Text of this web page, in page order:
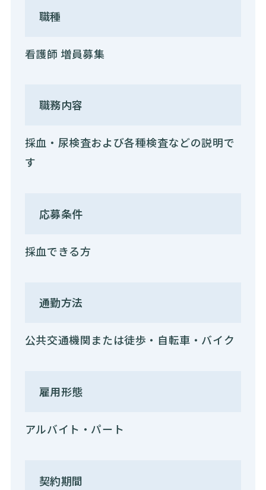
職種
看護師 増員募集
職務内容
採血・尿検査および各種検査などの説明で
す
応募条件
採血できる方
通勤方法
公共交通機関または徒歩・自転車・バイク
雇用形態
アルバイト・パート
契約期間